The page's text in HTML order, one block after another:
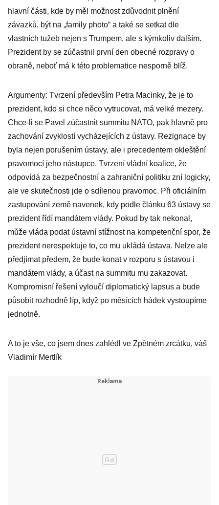
hlavní části, kde by měl možnost zdůvodnit plnění
závazků, být na „family photo“ a také se setkat dle
vlastních tužeb nejen s Trumpem, ale s kýmkoliv dalším.
Prezident by se zúčastnil první den obecné rozpravy o
obraně, neboť má k této problematice nesporně blíž.
Argumenty: Tvrzení především Petra Macinky, že je to
prezident, kdo si chce něco vytrucovat, má velké mezery.
Chce-li se Pavel zúčastnit summitu NATO, pak hlavně pro
zachování zvyklostí vycházejících z ústavy. Rezignace by
byla nejen porušením ústavy, ale i precedentem okleštění
pravomocí jeho nástupce. Tvrzení vládní koalice, že
odpovídá za bezpečnostní a zahraniční politiku zní logicky,
ale ve skutečnosti jde o sdílenou pravomoc. Při oficiálním
zastupování země navenek, kdy podle článku 63 ústavy se
prezident řídí mandátem vlády. Pokud by tak nekonal,
může vláda podat ústavní stížnost na kompetenční spor, že
prezident nerespektuje to, co mu ukládá ústava. Nelze ale
předjímat předem, že bude konat v rozporu s ústavou i
mandátem vlády, a účast na summitu mu zakazovat.
Kompromisní řešení vyloučí diplomatický lapsus a bude
působit rozhodně líp, když po měsících hádek vystoupíme
jednotně.
A to je vše, co jsem dnes zahlédl ve Zpětném zrcátku, váš
Vladimír Mertlík